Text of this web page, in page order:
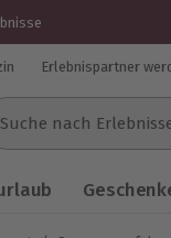
Erlebnispartner
nach